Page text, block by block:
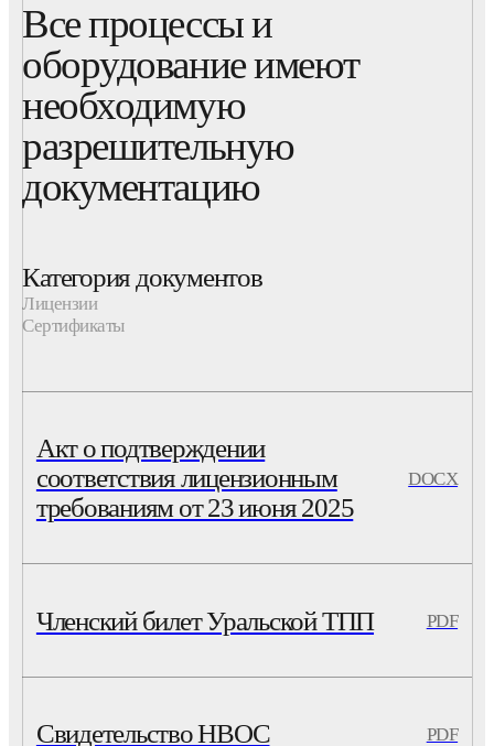
Все процессы и
оборудование имеют
необходимую
разрешительную
документацию
Категория документов
Лицензии
Сертификаты
Акт о подтверждении
соответствия лицензионным
требованиям от 23 июня 2025
DOCX
Членский билет Уральской ТПП PDF
Свидетельство НВОС PDF